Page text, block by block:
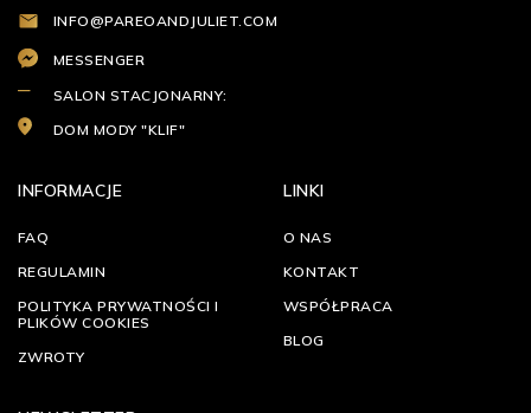
INFO@PAREOANDJULIET.COM
MESSENGER
SALON STACJONARNY:
DOM MODY "KLIF"
INFORMACJE
FAQ
REGULAMIN
POLITYKA PRYWATNOŚCI I
PLIKÓW COOKIES
ZWROTY
LINKI
O NAS
KONTAKT
WSPÓŁPRACA
BLOG